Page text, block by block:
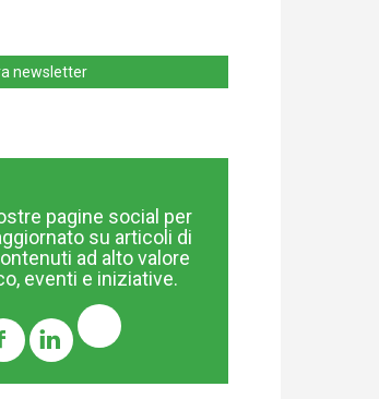
newsletter
pagine social per
su articoli di
ad alto valore
eventi e iniziative.